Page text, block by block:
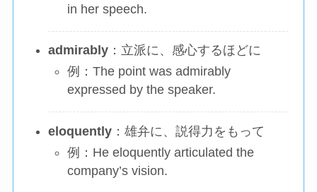
in her speech.
admirably ：立派に、感心するほどに
例：The point was admirably
expressed by the speaker.
eloquently ：雄弁に、説得力をもって
例：He eloquently articulated the
company’s vision.